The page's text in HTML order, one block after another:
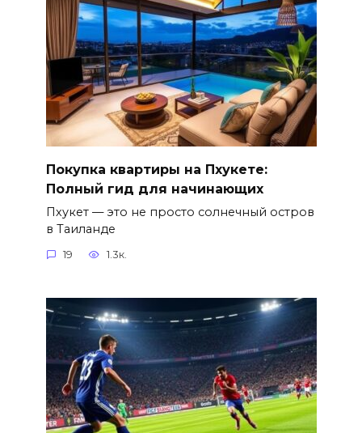
Покупка квартиры на Пхукете:
Полный гид для начинающих
Пхукет — это не просто солнечный остров
в Таиланде
19 1.3к.